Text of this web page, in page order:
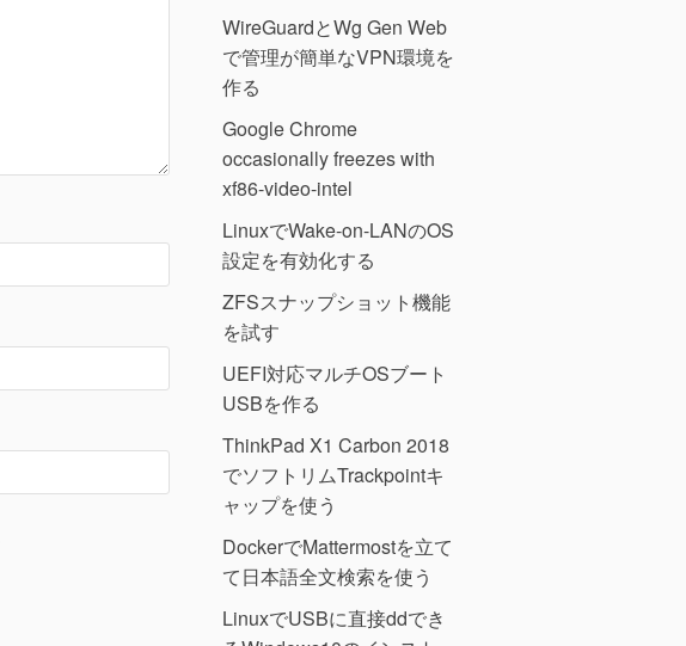
WireGuardとWg Gen Web
で管理が簡単なVPN環境を
作る
Google Chrome
occasionally freezes with
xf86-video-intel
LinuxでWake-on-LANのOS
設定を有効化する
ZFSスナップショット機能
を試す
UEFI対応マルチOSブート
USBを作る
ThinkPad X1 Carbon 2018
でソフトリムTrackpointキ
ャップを使う
DockerでMattermostを立て
て日本語全文検索を使う
LinuxでUSBに直接ddでき